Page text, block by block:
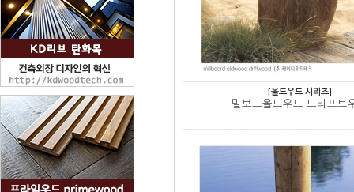
[올드우드 시리즈]
밀보드올드우드 드리프트